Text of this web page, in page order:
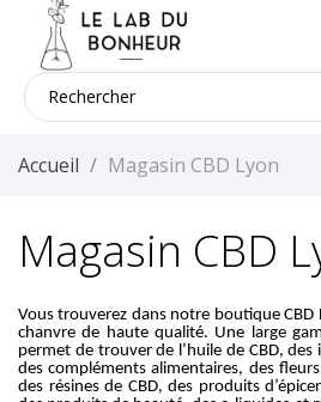
Accueil Magasin CBD Lyon
Magasin CBD
Vous trouverez dans notre boutique CBD
chanvre de haute qualité. Une large
permet de trouver de l’huile de CBD, des
des compléments alimentaires, des
des résines de CBD, des produits